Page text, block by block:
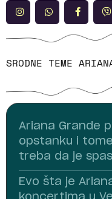
SRODNE TEME
Ariana Grande
opstanku i
treba da je
Evo šta je